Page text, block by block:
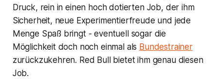
Druck, rein in einen hoch dotierten Job, der ihm
Sicherheit, neue Experimentierfreude und jede
Menge Spaß bringt - eventuell sogar die
Möglichkeit doch noch einmal als Bundestrainer
zurückzukehren. Red Bull bietet ihm genau diesen
Job.